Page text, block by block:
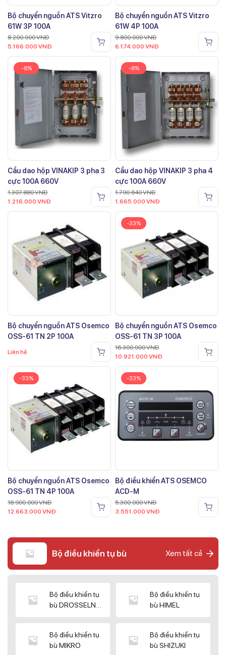
Bộ chuyển nguồn ATS Vitzro
61W 3P 100A
8.200.000VNĐ
5.166.000 VNĐ
Bộ chuyển nguồn ATS Vitzro
61W 4P 100A
9.800.000VNĐ
6.174.000 VNĐ
-8%
Cầu dao hộp VINAKIP 3 pha 3
cực 100A 660V
1.307.880VNĐ
1.216.000 VNĐ
-8%
Cầu dao hộp VINAKIP 3 pha 4
cực 100A 660V
1.790.640VNĐ
1.665.000 VNĐ
Bộ chuyển nguồn ATS Osemco
OSS-61 TN 2P 100A
Liên hệ
-33%
Bộ chuyển nguồn ATS Osemco
OSS-61 TN 3P 100A
16.300.000VNĐ
10.921.000 VNĐ
-33%
Bộ chuyển nguồn ATS Osemco
OSS-61 TN 4P 100A
18.900.000VNĐ
12.663.000 VNĐ
-33%
Bộ điều khiển ATS OSEMCO
ACD-M
5.300.000VNĐ
3.551.000 VNĐ
Bộ điều khiển tụ bù Xem tất cả
Bộ điều khiển tụ
bù DROSSELN
Bộ điều khiển tụ
bù HIMEL
Bộ điều khiển tụ
bù MIKRO
Bộ điều khiển tụ
bù SHIZUKI